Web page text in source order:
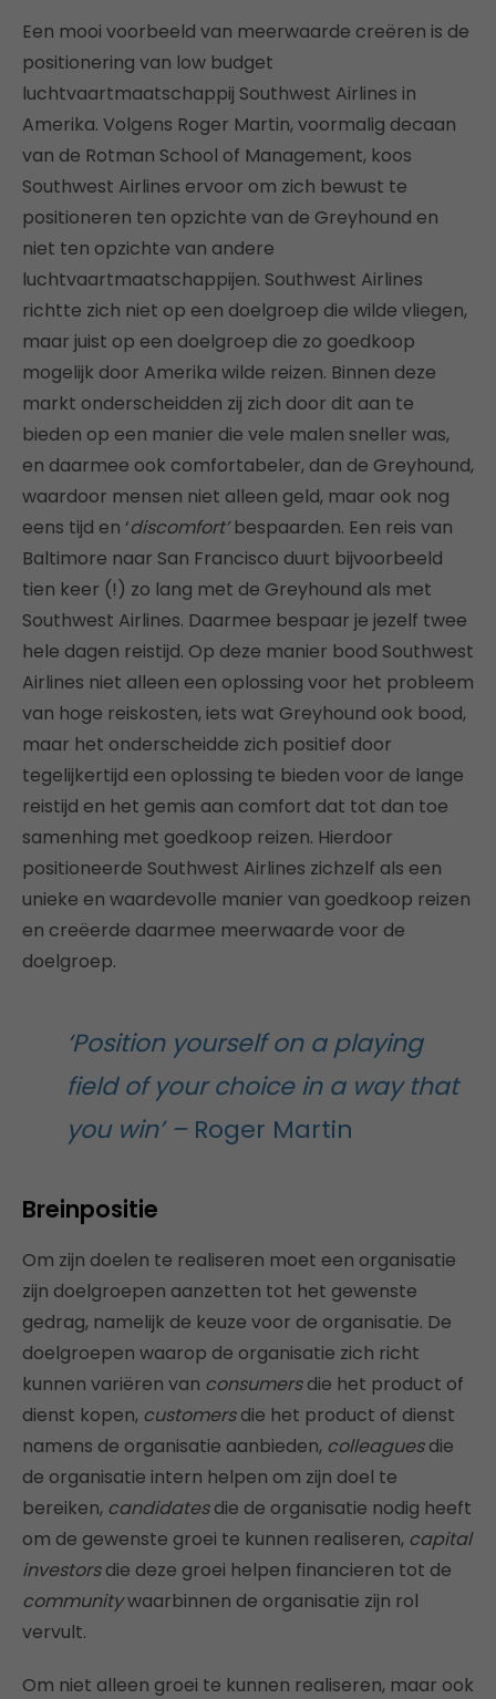
Een mooi voorbeeld van meerwaarde creëren is de
positionering van low budget
luchtvaartmaatschappij Southwest Airlines in
Amerika. Volgens Roger Martin, voormalig decaan
van de Rotman School of Management, koos
Southwest Airlines ervoor om zich bewust te
positioneren ten opzichte van de Greyhound en
niet ten opzichte van andere
luchtvaartmaatschappijen. Southwest Airlines
richtte zich niet op een doelgroep die wilde vliegen,
maar juist op een doelgroep die zo goedkoop
mogelijk door Amerika wilde reizen. Binnen deze
markt onderscheidden zij zich door dit aan te
bieden op een manier die vele malen sneller was,
en daarmee ook comfortabeler, dan de Greyhound,
waardoor mensen niet alleen geld, maar ook nog
eens tijd en ‘discomfort’bespaarden. Een reis van
Baltimore naar San Francisco duurt bijvoorbeeld
tien keer (!) zo lang met de Greyhound als met
Southwest Airlines. Daarmee bespaar je jezelf twee
hele dagen reistijd. Op deze manier bood Southwest
Airlines niet alleen een oplossing voor het probleem
van hoge reiskosten, iets wat Greyhound ook bood,
maar het onderscheidde zich positief door
tegelijkertijd een oplossing te bieden voor de lange
reistijd en het gemis aan comfort dat tot dan toe
samenhing met goedkoop reizen. Hierdoor
positioneerde Southwest Airlines zichzelf als een
unieke en waardevolle manier van goedkoop reizen
en creëerde daarmee meerwaarde voor de
doelgroep.
‘Position yourself on a playing
field of your choice in a way that
you win’ – Roger Martin
Breinpositie
Om zijn doelen te realiseren moet een organisatie
zijn doelgroepen aanzetten tot het gewenste
gedrag, namelijk de keuze voor de organisatie. De
doelgroepen waarop de organisatie zich richt
kunnen variëren van consumersdie het product of
dienst kopen, customersdie het product of dienst
namens de organisatie aanbieden, colleaguesdie
de organisatie intern helpen om zijn doel te
bereiken, candidatesdie de organisatie nodig heeft
om de gewenste groei te kunnen realiseren, capital
investorsdie deze groei helpen financieren tot de
communitywaarbinnen de organisatie zijn rol
vervult.
Om niet alleen groei te kunnen realiseren, maar ook